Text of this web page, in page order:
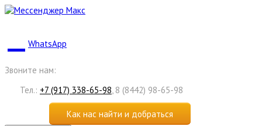
WhatsApp
Звоните нам:
Тел.: +7 (917) 338-65-98, 8 (8442) 98-65-98
Как нас найти и добраться